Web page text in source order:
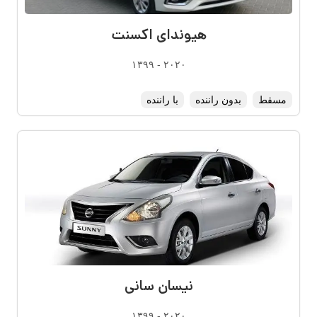
هیوندای اکسنت
۲۰۲۰ - ۱۳۹۹
مسقط بدون راننده با راننده
نیسان سانی